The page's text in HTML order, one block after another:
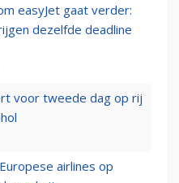
easyJet gaat verder:
dezelfde deadline
voor tweede dag op rij
airlines op